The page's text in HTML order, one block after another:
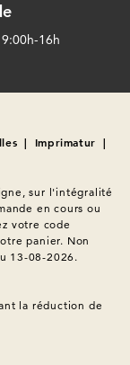
16h
| Imprimatur |
sur l'intégralité
en cours ou
votre code
panier. Non
13-08-2026.
la réduction de